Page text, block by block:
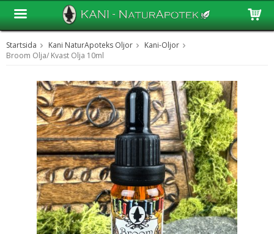
Produkten har blivit tillagd i varukorgen
Startsida Kani NaturApoteks Oljor
Kani-Oljor
Broom Olja/ Kvast Olja 10ml